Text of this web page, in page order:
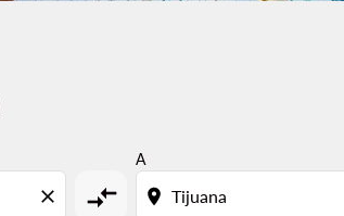
close compare_arrows
A
location_on